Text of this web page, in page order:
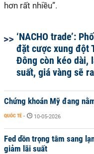
hơn rất nhiều”.
‘NACHO trade’:
đặt cược xung đột
Đông còn kéo dài,
suất, giá vàng sẽ
Chứng khoán Mỹ đang
QUỐC TẾ - 10-05-2026
Fed dồn trọng tâm sang
giảm lãi suất